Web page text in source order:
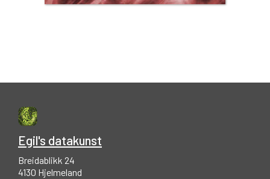
Egil's datakunst
Breidablikk 24
4130 Hjelmeland